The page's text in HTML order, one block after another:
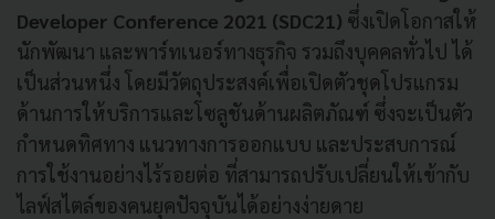
Developer Conference 2021 (SDC21) ซึ่งเปิดโอกาสให้
นักพัฒนา และพาร์ทเนอร์ทางธุรกิจ รวมถึงบุคคลทั่วไป ได้
เป็นส่วนหนึ่ง โดยมีวัตถุประสงค์เพื่อเปิดตัวชุดโปรแกรม
ด้านการให้บริการและโซลูชันด้านผลิตภัณฑ์ ซึ่งจะเป็นตัว
กำหนดทิศทาง แนวทางการออกแบบ และประสบการณ์
การใช้งานอย่างไร้รอยต่อ ที่สามารถปรับเปลี่ยนให้เข้ากับ
ไลฟ์สไตล์ของคนยุคปัจจุบันได้อย่างง่ายดาย